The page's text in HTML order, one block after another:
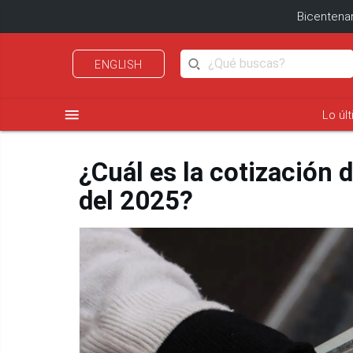
ENGLISH
menu Lo
¿Cuál es la cotización
del 2025?